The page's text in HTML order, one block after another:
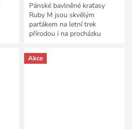
Pánské bavlněné kraťasy
Ruby M jsou skvělým
parťákem na letní trek
přírodou i na procházku
přírodního a vzdušného
materiálu, který...
Akce